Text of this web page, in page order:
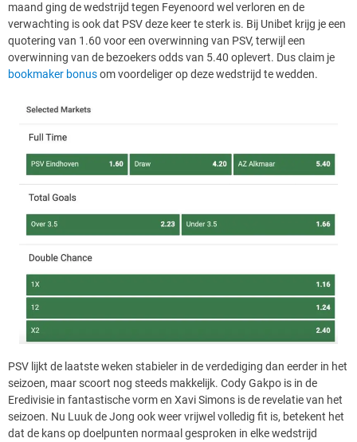
maand ging de wedstrijd tegen Feyenoord wel verloren en de
verwachting is ook dat PSV deze keer te sterk is. Bij Unibet krijg je een
quotering van 1.60 voor een overwinning van PSV, terwijl een
overwinning van de bezoekers odds van 5.40 oplevert. Dus claim je
bookmaker bonusom voordeliger op deze wedstrijd te wedden.
PSV lijkt de laatste weken stabieler in de verdediging dan eerder in het
seizoen, maar scoort nog steeds makkelijk. Cody Gakpo is in de
Eredivisie in fantastische vorm en Xavi Simons is de revelatie van het
seizoen. Nu Luuk de Jong ook weer vrijwel volledig fit is, betekent het
dat de kans op doelpunten normaal gesproken in elke wedstrijd